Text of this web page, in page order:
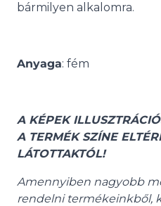
bármilyen alkalomra.
Anyaga: fém
A KÉPEK
A TERMÉK SZÍNE
LÁTOTTAKTÓL!
Amennyiben nagyobb
rendelni termékeinkből,